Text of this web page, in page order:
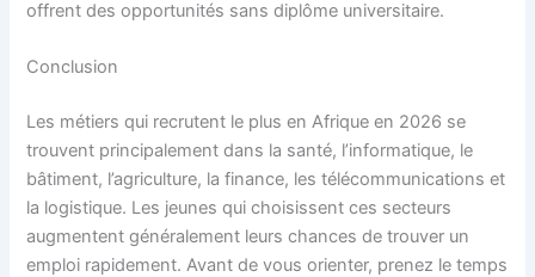
offrent des opportunités sans diplôme universitaire.
Conclusion
Les métiers qui recrutent le plus en Afrique en 2026 se
trouvent principalement dans la santé, l’informatique, le
bâtiment, l’agriculture, la finance, les télécommunications et
la logistique. Les jeunes qui choisissent ces secteurs
augmentent généralement leurs chances de trouver un
emploi rapidement. Avant de vous orienter, prenez le temps